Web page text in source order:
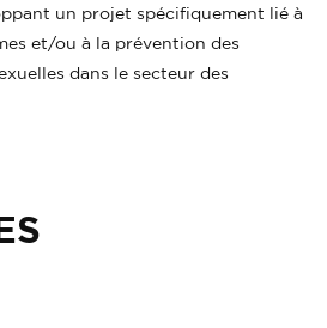
un projet spécifiquement lié à
et/ou à la prévention des
dans le secteur des